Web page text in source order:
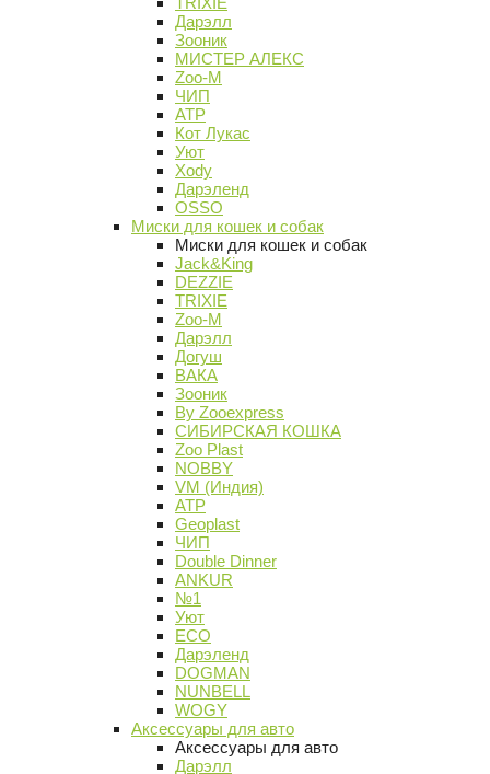
Дарэлл
Зооник
МИСТЕР АЛЕКС
Zoo-M
ЧИП
АТР
Кот Лукас
Уют
Xody
Дарэленд
OSSO
Миски для кошек и собак
Миски для кошек и собак
Jack&King
DEZZIE
TRIXIE
Zoo-M
Дарэлл
Догуш
ВАКА
Зооник
By Zooexpress
СИБИРСКАЯ КОШКА
Zoo Plast
NOBBY
VM (Индия)
АТР
Geoplast
ЧИП
Double Dinner
ANKUR
№1
Уют
ECO
Дарэленд
DOGMAN
NUNBELL
WOGY
Аксессуары для авто
Аксессуары для авто
Дарэлл